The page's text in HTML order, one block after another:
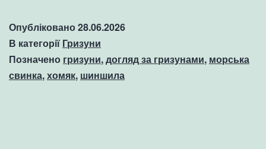
Опубліковано28.06.2026
В категорії Гризуни
Позначено гризуни,догляд за гризунами, морська
свинка,хомяк, шиншила